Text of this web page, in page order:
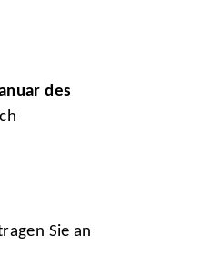
des
Sie an